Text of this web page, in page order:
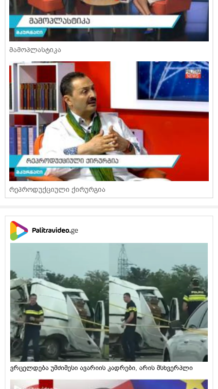
მამოპლასტიკა
რეპროდუქციული ქირურგია
ვრცელდება უმძიმესი ავარიის კადრები, არის მსხვერპლი